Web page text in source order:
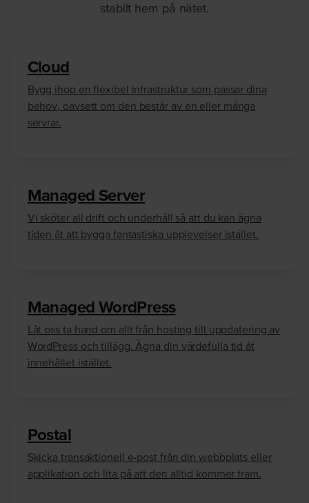
stabilt hem på nätet.
Cloud
Bygg ihop en flexibel infrastruktur som passar dina
behov, oavsett om den består av en eller många
servrar.
Managed Server
Vi sköter all drift och underhåll så att du kan ägna
tiden åt att bygga fantastiska upplevelser istället.
Managed WordPress
Låt oss ta hand om allt från hosting till uppdatering av
WordPress och tillägg. Ägna din värdefulla tid åt
innehållet istället.
Postal
Skicka transaktionell e-post från din webbplats eller
applikation och lita på att den alltid kommer fram.